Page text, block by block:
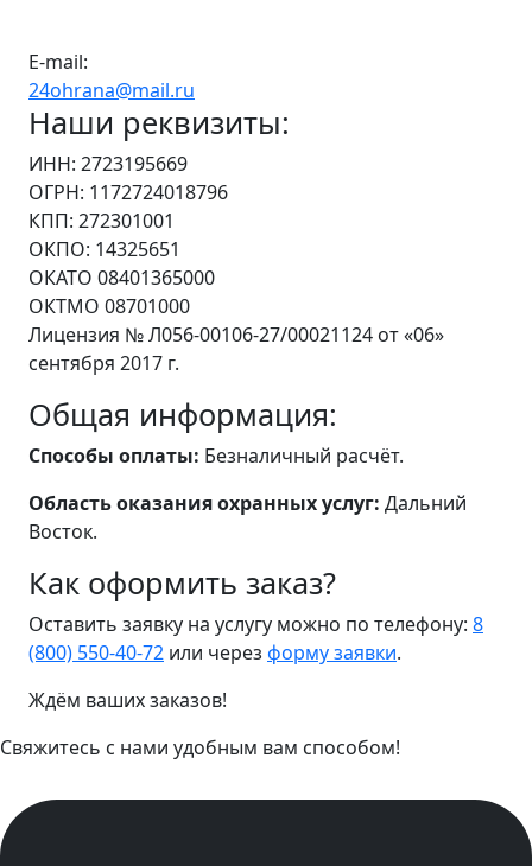
E-mail:
24ohrana@mail.ru
Наши реквизиты:
ИНН: 2723195669
ОГРН: 1172724018796
КПП: 272301001
ОКПО: 14325651
ОКАТО 08401365000
ОКТМО 08701000
Лицензия № Л056-00106-27/00021124 от «06»
сентября 2017 г.
Общая информация:
Способы оплаты: Безналичный расчёт.
Область оказания охранных услуг: Дальний
Восток.
Как оформить заказ?
Оставить заявку на услугу можно по телефону: 8
(800) 550-40-72 или через форму заявки.
Ждём ваших заказов!
Свяжитесь с нами удобным вам способом!